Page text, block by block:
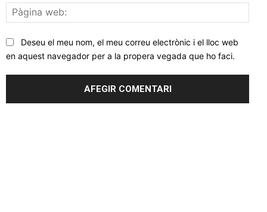
web:
Deseu el meu nom, el meu correu electrònic i el lloc web
en aquest navegador per a la propera vegada que ho faci.